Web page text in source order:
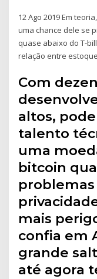
12 Ago 2019 Em
uma chance dele se
quase abaixo do T-
relação entre
Com
altos,
talento
uma
bitcoin
problemas
mais
confia em
grande
até agora